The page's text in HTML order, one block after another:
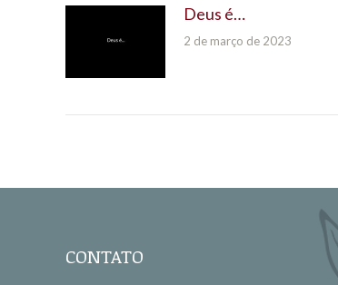
Deus é…
2 de março de 2023
CONTATO